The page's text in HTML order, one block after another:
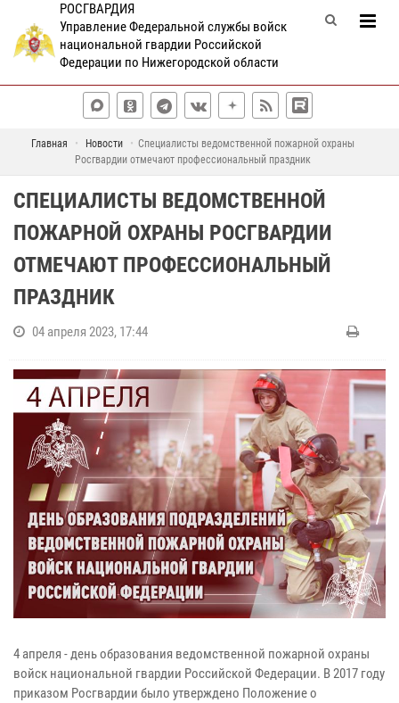
РОСГВАРДИЯ
Управление Федеральной службы войск
национальной гвардии Российской
Федерации по Нижегородской области
Главная Новости
Специалисты ведомственной пожарной охраны
Росгвардии отмечают профессиональный праздник
СПЕЦИАЛИСТЫ ВЕДОМСТВЕННОЙ
ПОЖАРНОЙ ОХРАНЫ РОСГВАРДИИ
ОТМЕЧАЮТ ПРОФЕССИОНАЛЬНЫЙ
ПРАЗДНИК
04 апреля 2023, 17:44
4 апреля - день образования ведомственной пожарной охраны
войск национальной гвардии Российской Федерации. В 2017 году
приказом Росгвардии было утверждено Положение о